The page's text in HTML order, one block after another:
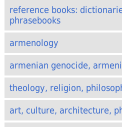
reference books:
phrasebooks
armenology
armenian genocide,
theology, religion,
art, culture, architecture,